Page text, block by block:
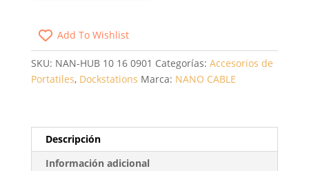
NANOCABLE
10.16.0901/
3XUSB/
1XUSB
PD/
1XHDMI/
1XRJ45/
Add To Wishlist
SKU: NAN-HUB 10 16 0901 Categorías: Accesorios de
Portatiles, Dockstations Marca: NANO CABLE
Descripción
Información adicional